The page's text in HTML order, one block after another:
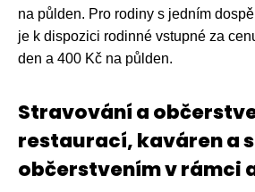
na půlden. Pro rodiny s jedním
je k dispozici rodinné vstupné za
den a 400 Kč na půlden.
Stravování a
restaurací, kaváren a
občerstvením v rámci